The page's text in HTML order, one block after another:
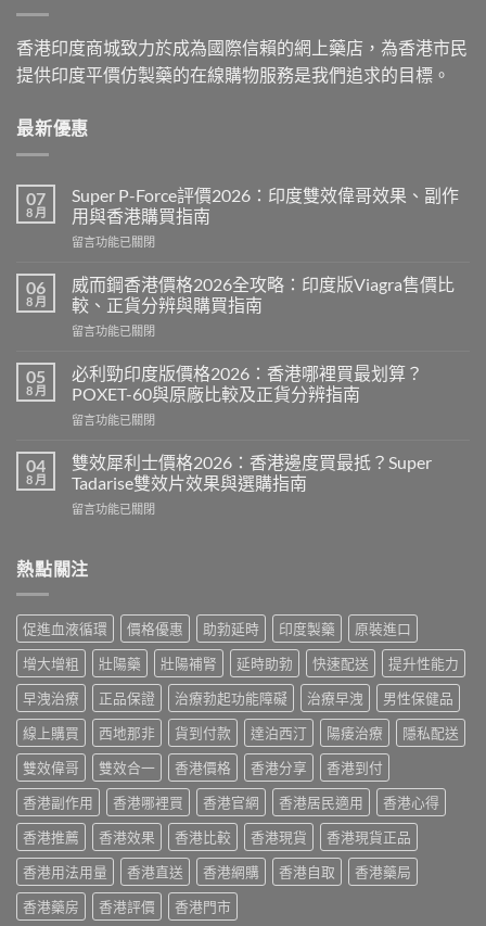
香港印度商城致力於成為國際信賴的網上藥店，為香港市民
提供印度平價仿製藥的在線購物服務是我們追求的目標。
最新優惠
07
8 月
Super P-Force評價2026：印度雙效偉哥效果、副作
用與香港購買指南
在
P-
Force
評
價
印
度
效
哥
效
副
與
購
買
指
南〉
中
留言功能已關閉
06
8 月
威而鋼香港價格2026全攻略：印度版Viagra售價比
較、正貨分辨與購買指南
在
而
鋼
香
港
格
2026
攻
度
售
價
比
較、
正
貨
分
辨
與
購
買
指
南〉
中
留言功能已關閉
05
8 月
必利勁印度版價格2026：香港哪裡買最划算？
POXET-60與原廠比較及正貨分辨指南
在
利
勁
印
度
格
港
哪
裡
買
最
划
算？
POXET-
60
與
原
廠
比
較
及
正
貨
留言功能已關閉
04
8 月
雙效犀利士價格2026：香港邊度買最抵？Super
Tadarise雙效片效果與選購指南
在
犀
利
價
格
2026：
香
港
邊
度
買
最
抵？
Super
Tadarise
雙
效
片
效
果
留言功能已關閉
熱點關注
促進血液循環 價格優惠 助勃延時 印度製藥
原裝進口
增大增粗
壯陽藥 壯陽補腎 延時助勃 快速配送
提升性能力
早洩治療
正品保證 治療勃起功能障礙 治療早洩
男性保健品
線上購買
西地那非 貨到付款 達泊西汀 陽痿治療
隱私配送
雙效偉哥
雙效合一 香港價格 香港分享
香港到付
香港副作用
香港哪裡買 香港官網 香港居民適用
香港心得
香港推薦
香港效果 香港比較 香港現貨
香港現貨正品
香港用法用量
香港直送 香港網購 香港自取
香港藥局
香港藥房
香港評價 香港門市